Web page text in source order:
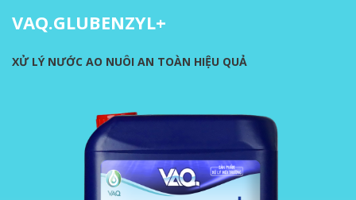
VAQ.GLUBENZYL+
XỬ LÝ NƯỚC AO NUÔI AN TOÀN HIỆU QUẢ